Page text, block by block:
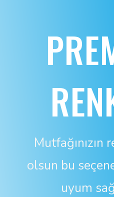
Mutfağınızın
olsun bu
uyum